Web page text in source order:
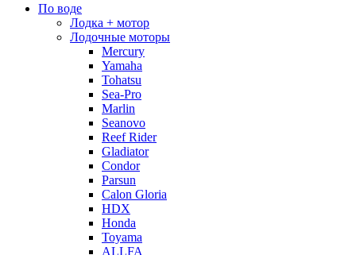
По воде
Лодка + мотор
Лодочные моторы
Mercury
Yamaha
Tohatsu
Sea-Pro
Marlin
Seanovo
Reef Rider
Gladiator
Condor
Parsun
Calon Gloria
HDX
Honda
Toyama
ALLFA